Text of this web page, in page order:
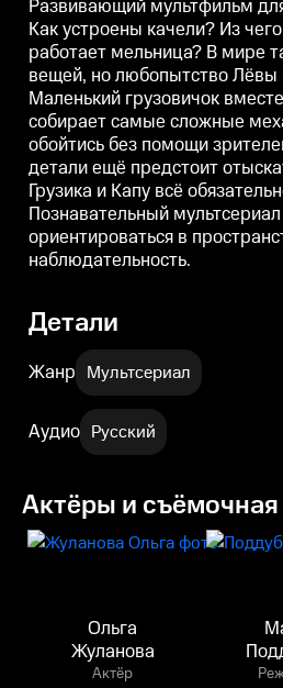
ведь некоторые детали ещё
предстоит отыскать. Но у Лёвы,
Леи, Грузика и Капу всё
обязательно сложится.
Познавательный мультсериал
учит ориентироваться в
пространстве и развивает
наблюдательность.
Развивающий мультфильм
Как устроены качели? Из
работает мельница? В мире
вещей, но любопытство Лёвы
Маленький грузовичок
собирает самые сложные
обойтись без помощи
детали ещё предстоит
Грузика и Капу всё
Познавательный
ориентироваться в
наблюдательность.
Детали
Жанр Мультсериал
Аудио Русский
Актёры и съёмочная
Ольга
Жуланова
Актёр